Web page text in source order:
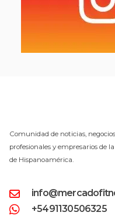
Comunidad de noticias,
profesionales y empresarios de
de Hispanoamérica.
+5491130506325